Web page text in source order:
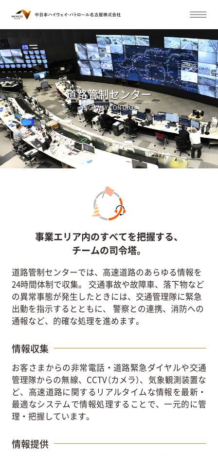
道路管制センター
HIGHWAY CONTROL
事業エリア内のすべてを把握する、
チームの司令塔。
道路管制センターでは、高速道路のあらゆる情報を
24時間体制で収集。
交通事故や故障車、落下物など
の異常事態が発生したときには、交通管理隊に緊急
出動を指示するとともに、
警察との連携、消防への
通報など、的確な処理を進めます。
情報収集
お客さまからの非常電話・道路緊急ダイヤルや交通
管理隊からの無線、CCTV（カメラ）、気象観測装置な
ど、高速道路に関するリアルタイムな情報を最新・
最適なシステムで情報処理することで、一元的に管
理・把握しています。
情報提供